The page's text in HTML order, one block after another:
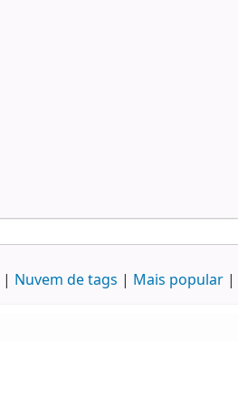
Nuvem de tags Mais popular